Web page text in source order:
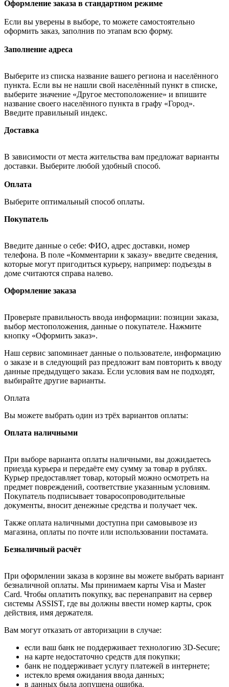
Оформление заказа в стандартном режиме
Если вы уверены в выборе, то можете самостоятельно
оформить заказ, заполнив по этапам всю форму.
Заполнение адреса
Выберите из списка название вашего региона и населённого
пункта. Если вы не нашли свой населённый пункт в списке,
выберите значение «Другое местоположение» и впишите
название своего населённого пункта в графу «Город».
Введите правильный индекс.
Доставка
В зависимости от места жительства вам предложат варианты
доставки. Выберите любой удобный способ.
Оплата
Выберите оптимальный способ оплаты.
Покупатель
Введите данные о себе: ФИО, адрес доставки, номер
телефона. В поле «Комментарии к заказу» введите сведения,
которые могут пригодиться курьеру, например: подъезды в
доме считаются справа налево.
Оформление заказа
Проверьте правильность ввода информации: позиции заказа,
выбор местоположения, данные о покупателе. Нажмите
кнопку «Оформить заказ».
Наш сервис запоминает данные о пользователе, информацию
о заказе и в следующий раз предложит вам повторить к вводу
данные предыдущего заказа. Если условия вам не подходят,
выбирайте другие варианты.
Оплата
Вы можете выбрать один из трёх вариантов оплаты:
Оплата наличными
При выборе варианта оплаты наличными, вы дожидаетесь
приезда курьера и передаёте ему сумму за товар в рублях.
Курьер предоставляет товар, который можно осмотреть на
предмет повреждений, соответствие указанным условиям.
Покупатель подписывает товаросопроводительные
документы, вносит денежные средства и получает чек.
Также оплата наличными доступна при самовывозе из
магазина, оплаты по почте или использовании постамата.
Безналичный расчёт
При оформлении заказа в корзине вы можете выбрать вариант
безналичной оплаты. Мы принимаем карты Visa и Master
Card. Чтобы оплатить покупку, вас перенаправит на сервер
системы ASSIST, где вы должны ввести номер карты, срок
действия, имя держателя.
Вам могут отказать от авторизации в случае:
если ваш банк не поддерживает технологию 3D-Secure;
на карте недостаточно средств для покупки;
банк не поддерживает услугу платежей в интернете;
истекло время ожидания ввода данных;
в данных была допущена ошибка.